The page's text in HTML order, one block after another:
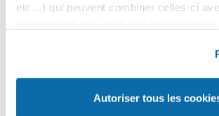
etc…) qui peuvent combiner celles-ci
Autoriser tous les cookies
Autoriser tous les
Il reste des places
Inscription par tél au
du 09 au 11 Novembre 2026